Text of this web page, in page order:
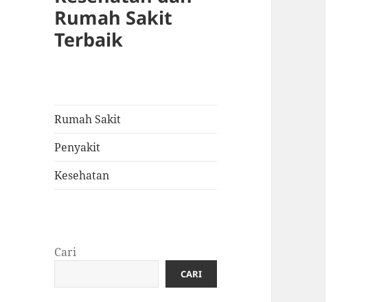
Rumah Sakit
Terbaik
Rumah Sakit
Penyakit
Kesehatan
Cari
CARI